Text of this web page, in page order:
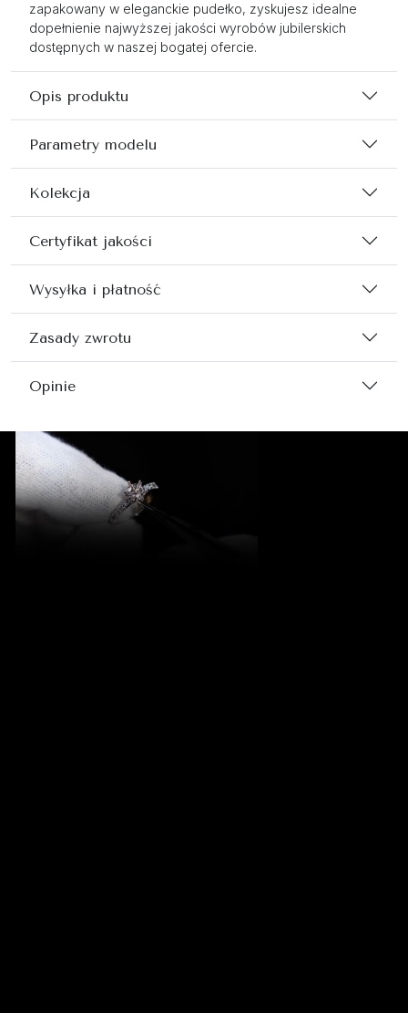
zapakowany w eleganckie pudełko, zyskujesz idealne
dopełnienie najwyższej jakości wyrobów jubilerskich
dostępnych w naszej bogatej ofercie.
Opis produktu
Parametry modelu
Kolekcja
Certyfikat jakości
Wysyłka i płatność
Zasady zwrotu
Opinie